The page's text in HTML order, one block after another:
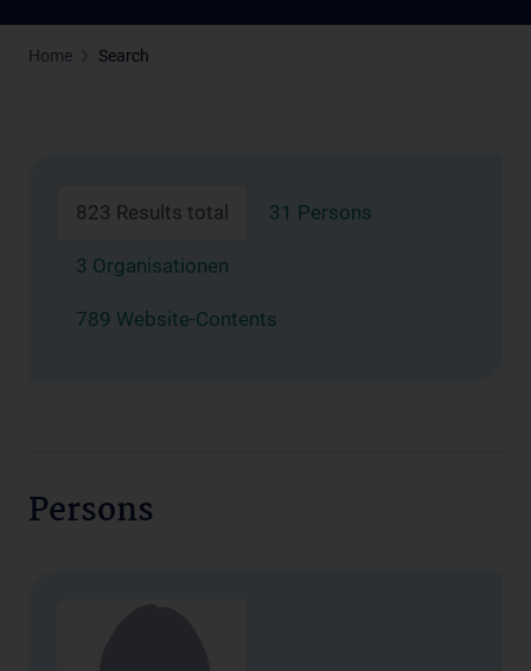
Home Search
823 Results total 31 Persons
3 Organisationen
789 Website-Contents
Persons